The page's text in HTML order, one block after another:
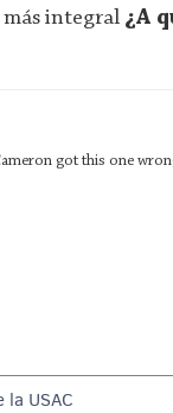
integral ¿A
got this one
la USAC